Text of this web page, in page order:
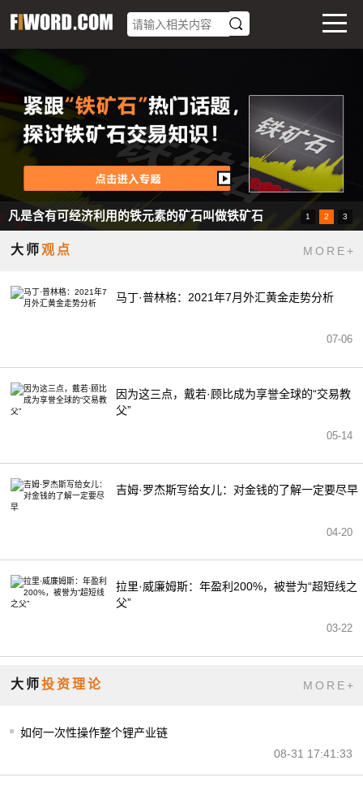
想办法让碳排放=碳吸收，就叫碳中和
凡是含有可经济利用的铁元素的矿石叫做铁矿石
提供全面的外汇交易技术分析。
1 2 3
大师观点 MORE+
马丁·普林格：2021年7月外汇黄金走势分析
07-06
因为这三点，戴若·顾比成为享誉全球的“交易教
父”
05-14
吉姆·罗杰斯写给女儿：对金钱的了解一定要尽早
04-20
拉里·威廉姆斯：年盈利200%，被誉为“超短线之
父”
03-22
大师投资理论 MORE+
如何一次性操作整个锂产业链
08-31 17:41:33